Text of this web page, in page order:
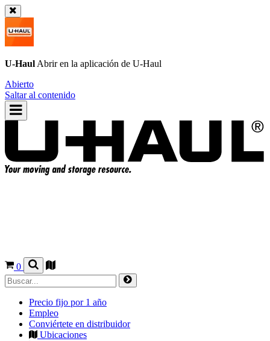
U-Haul Abrir en la aplicación de U-Haul
Abierto
Saltar al contenido
0
Precio fijo por 1 año
Empleo
Conviértete en distribuidor
Ubicaciones